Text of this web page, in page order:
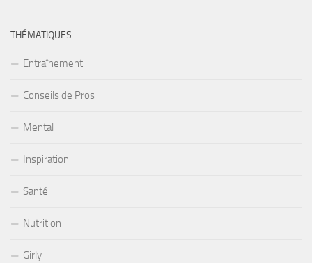
THÉMATIQUES
Entraînement
Conseils de Pros
Mental
Inspiration
Santé
Nutrition
Girly